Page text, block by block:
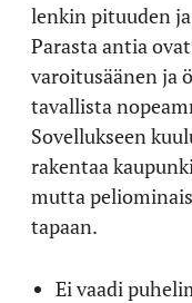
lenkin pituuden
Parasta antia
varoitusäänen ja
tavallista
Sovellukseen
rakentaa
mutta
tapaan.
Ei vaadi